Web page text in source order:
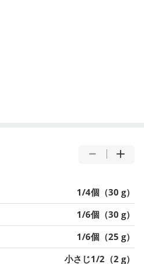
1/4個（30 g）
1/6個（30 g）
1/6個（25 g）
小さじ1/2（2 g）